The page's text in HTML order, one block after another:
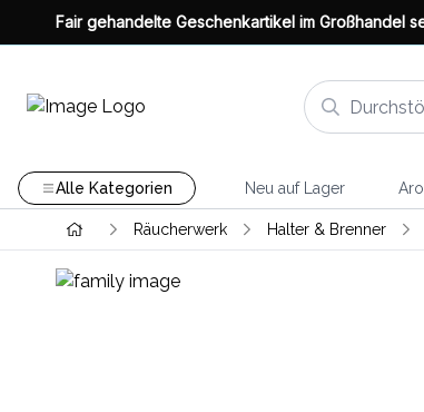
Fair gehandelte Geschenkartikel im Großhandel
Alle Kategorien Neu auf Lager
Räucherwerk Halter & Brenner